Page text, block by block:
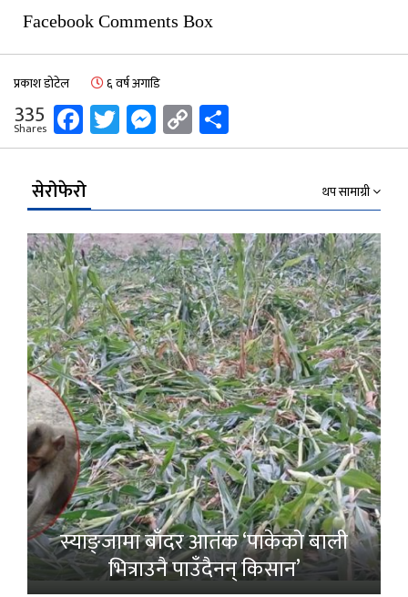
Facebook Comments Box
प्रकाश डोटेल ६ वर्ष अगाडि
335
Shares Facebook
Twitter
Messenger
Copy
Link
सेरोफेरो थप सामाग्री
स्याङ्जामा बाँदर आतंक ‘पाकेको बाली
भित्राउनै पाउँदैनन् किसान’